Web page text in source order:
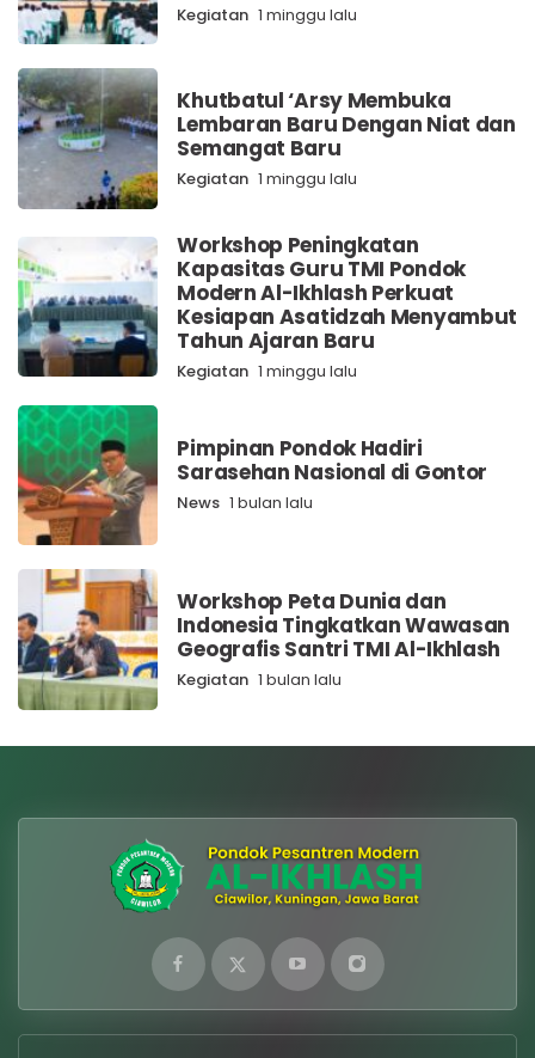
Kegiatan 1 minggu lalu
Khutbatul ‘Arsy Membuka
Lembaran Baru Dengan Niat dan
Semangat Baru
Kegiatan 1 minggu lalu
Workshop Peningkatan
Kapasitas Guru TMI Pondok
Modern Al-Ikhlash Perkuat
Kesiapan Asatidzah Menyambut
Tahun Ajaran Baru
Kegiatan 1 minggu lalu
Pimpinan Pondok Hadiri
Sarasehan Nasional di Gontor
News 1 bulan lalu
Workshop Peta Dunia dan
Indonesia Tingkatkan Wawasan
Geografis Santri TMI Al-Ikhlash
Kegiatan 1 bulan lalu